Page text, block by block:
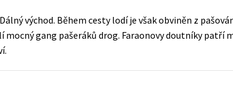
- naučná pro dospělé
- naučné pro děti
a zahrada
Young adult (SK)
Zahraniční literatura
východ. Během cesty lodí je však obviněn z
gang pašeráků drog. Faraonovy doutníky patří